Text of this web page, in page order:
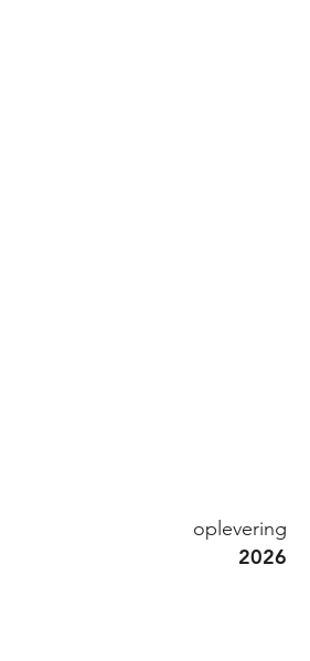
oplevering
2026